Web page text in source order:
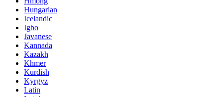
Hungarian
Icelandic
Igbo
Javanese
Kannada
Kazakh
Khmer
Kurdish
Kyrgyz
Latin